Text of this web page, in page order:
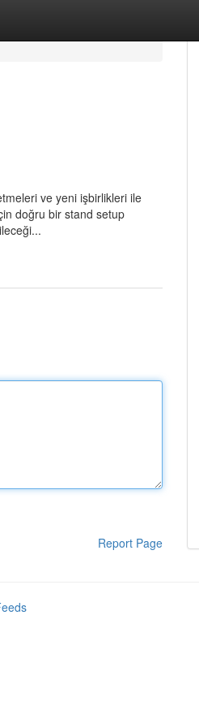
ve yeni işbirlikleri ile
doğru bir stand setup
Report Page